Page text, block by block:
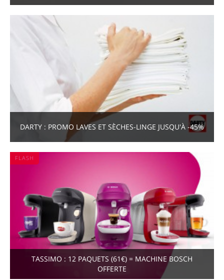
DARTY : PROMO LAVES ET SÈCHES-LINGE JUSQU'À -45%
FLASH
TASSIMO : 12 PAQUETS (61€) = MACHINE BOSCH
OFFERTE